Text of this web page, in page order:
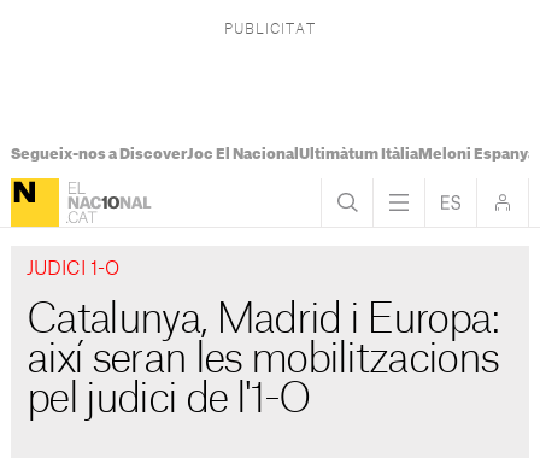
Segueix-nos a DiscoverJoc El Nacional Ultimàtum ItàliaMeloni Espanya
JUDICI 1-O
Catalunya, Madrid i Europa:
així seran les mobilitzacions
pel judici de l'1-O